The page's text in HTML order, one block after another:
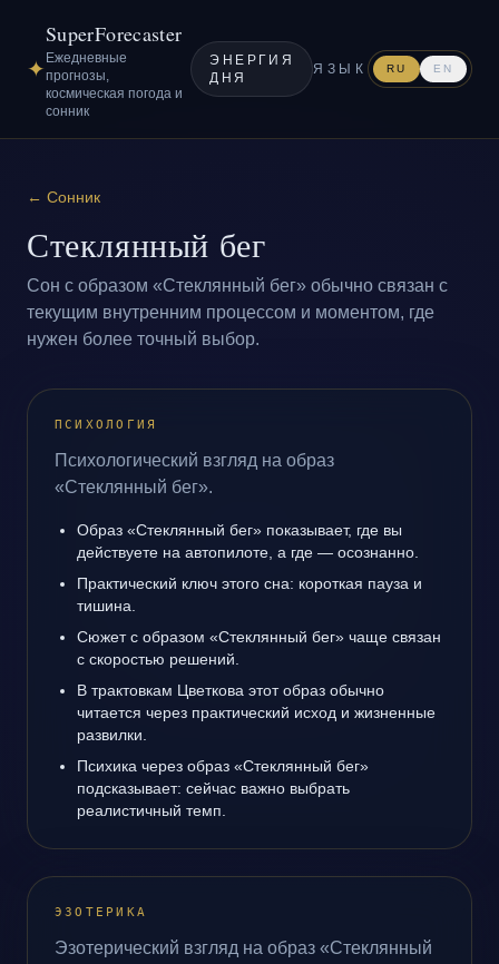
✦
SuperForecaster
Ежедневные
прогнозы,
космическая погода и
сонник
ЭНЕРГИЯ
ДНЯ
ЯЗЫК RU EN
← Сонник
Стеклянный бег
Сон с образом «Стеклянный бег» обычно связан с
текущим внутренним процессом и моментом, где
нужен более точный выбор.
ПСИХОЛОГИЯ
Психологический взгляд на образ
«Стеклянный бег».
Образ «Стеклянный бег» показывает, где вы
действуете на автопилоте, а где — осознанно.
Практический ключ этого сна: короткая пауза и
тишина.
Сюжет с образом «Стеклянный бег» чаще связан
с скоростью решений.
В трактовкам Цветкова этот образ обычно
читается через практический исход и жизненные
развилки.
Психика через образ «Стеклянный бег»
подсказывает: сейчас важно выбрать
реалистичный темп.
ЭЗОТЕРИКА
Эзотерический взгляд на образ «Стеклянный